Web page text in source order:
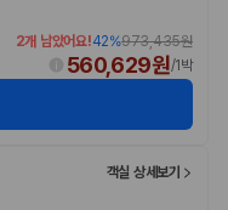
2개 남았어요!42%973,435원
560,629원/1박
객실 상세보기